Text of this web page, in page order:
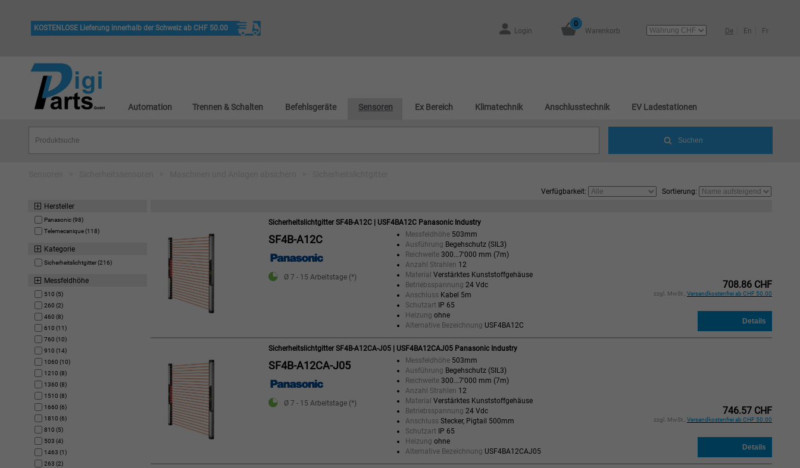
De En Fr
0
Warenkorb
Login
KOSTENLOSE Lieferung innerhalb der Schweiz ab CHF 50.00
Automation Trennen & Schalten Befehlsgeräte Sensoren Ex Bereich Klimatechnik Anschlusstechnik EV Ladestationen
Verfügbarkeit:
Sortierung:
Hersteller
Panasonic (98)
Telemecanique (118)
Kategorie
Sicherheitslichtgitter (216)
Messfeldhöhe
510 (5)
260 (2)
460 (8)
610 (11)
760 (10)
910 (14)
1060 (10)
1210 (8)
1360 (8)
1510 (8)
1660 (6)
1810 (6)
810 (5)
503 (4)
1463 (1)
263 (2)
Sicherheitslichtgitter SF4B-A12C | USF4BA12C Panasonic Industry
SF4B-A12C
Ø 7 - 15 Arbeitstage (*)
Messfeldhöhe 503mm
Ausführung Begehschutz (SIL3)
Reichweite 300...7'000 mm (7m)
Anzahl Strahlen 12
Material Verstärktes Kunststoffgehäuse
Betriebsspannung 24 Vdc
Anschluss Kabel 5m
Schutzart
IP 65
Heizung ohne
Alternative Bezeichnung USF4BA12C
708.86 CHF
zzgl. MwSt., Versandkostenfrei ab CHF 50.00
Sicherheitslichtgitter SF4B-A12CA-J05 | USF4BA12CAJ05 Panasonic Industry
SF4B-A12CA-J05
Ø 7 - 15 Arbeitstage (*)
Messfeldhöhe 503mm
Ausführung Begehschutz (SIL3)
Reichweite 300...7'000 mm (7m)
Anzahl Strahlen 12
Material Verstärktes Kunststoffgehäuse
Betriebsspannung 24 Vdc
Anschluss Stecker, Pigtail 500mm
Schutzart
IP 65
Heizung ohne
Alternative Bezeichnung USF4BA12CAJ05
746.57 CHF
zzgl. MwSt., Versandkostenfrei ab CHF 50.00